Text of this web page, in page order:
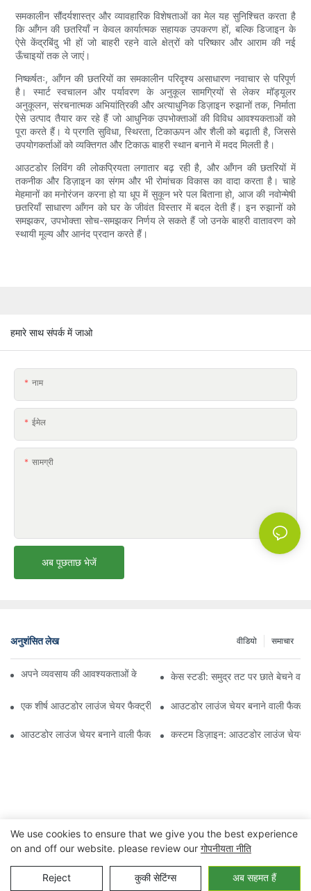
समकालीन सौंदर्यशास्त्र और व्यावहारिक विशेषताओं का मेल यह सुनिश्चित करता है
कि आँगन की छतरियाँ न केवल कार्यात्मक सहायक उपकरण हों, बल्कि डिजाइन के
ऐसे केंद्रबिंदु भी हों जो बाहरी रहने वाले क्षेत्रों को परिष्कार और आराम की नई
ऊँचाइयों तक ले जाएं।
निष्कर्षतः, आँगन की छतरियों का समकालीन परिदृश्य असाधारण नवाचार से परिपूर्ण
है। स्मार्ट स्वचालन और पर्यावरण के अनुकूल सामग्रियों से लेकर मॉड्यूलर
अनुकूलन, संरचनात्मक अभियांत्रिकी और अत्याधुनिक डिज़ाइन रुझानों तक, निर्माता
ऐसे उत्पाद तैयार कर रहे हैं जो आधुनिक उपभोक्ताओं की विविध आवश्यकताओं को
पूरा करते हैं। ये प्रगति सुविधा, स्थिरता, टिकाऊपन और शैली को बढ़ाती है, जिससे
उपयोगकर्ताओं को व्यक्तिगत और टिकाऊ बाहरी स्थान बनाने में मदद मिलती है।
आउटडोर लिविंग की लोकप्रियता लगातार बढ़ रही है, और आँगन की छतरियों में
तकनीक और डिज़ाइन का संगम और भी रोमांचक विकास का वादा करता है। चाहे
मेहमानों का मनोरंजन करना हो या धूप में सुकून भरे पल बिताना हो, आज की नवोन्मेषी
छतरियाँ साधारण आँगन को घर के जीवंत विस्तार में बदल देती हैं। इन रुझानों को
समझकर, उपभोक्ता सोच-समझकर निर्णय ले सकते हैं जो उनके बाहरी वातावरण को
स्थायी मूल्य और आनंद प्रदान करते हैं।
हमारे साथ संपर्क में जाओ
नाम
ईमेल
सामग्री
अब पूछताछ भेजें
अनुशंसित लेख समाचार
वीडियो
अपने व्यवसाय की आवश्यकताओं के लिए सही बीच अम्ब्रेला वितरक ढूँढना
केस स्टडी: समुद्र तट पर छाते बेचने
एक शीर्ष आउटडोर लाउंज चेयर फैक्ट्री से क्या उम्मीद करेंआउटडोर लाउंज चेयर बनाने वाली
आउटडोर लाउंज चेयर बनाने वाली फैक्ट्री की गुणवत्ता का मूल्यांकन कैसे करें
कस्टम डिज़ाइन: आउटडोर लाउंज चेयर
कॉपीराइट © 2023 निंगबो जुआनहेंग आउटडोर&घरेलू उपकरण कंपनी लिमिटेड |
गोपनीयता नीति साइट मैप
We use cookies to ensure that we give you the best experience
on and off our website. please review our गोपनीयता नीति
Reject कुकी सेटिंग्स अब सहमत हैं